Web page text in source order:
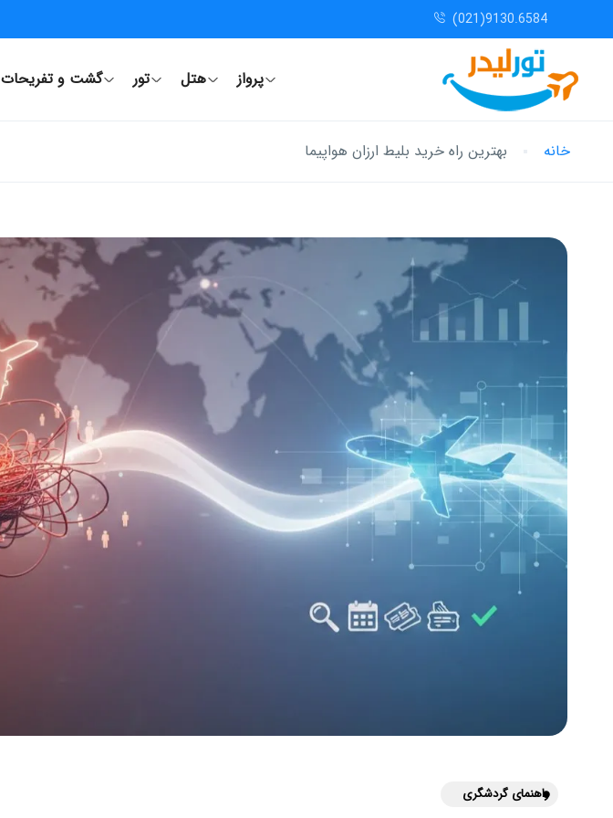
(021)9130.6584
پرواز هتل تور گشت و تفریحات
خانه بهترین راه خرید بلیط ارزان هواپیما
راهنمای گردشگری